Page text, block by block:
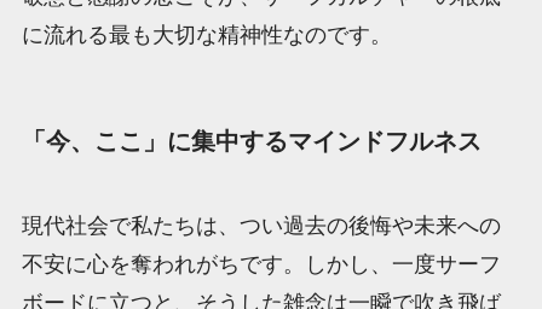
に流れる最も大切な精神性なのです。
「今、ここ」に集中するマインドフルネス
現代社会で私たちは、つい過去の後悔や未来への
不安に心を奪われがちです。しかし、一度サーフ
ボードに立つと、そうした雑念は一瞬で吹き飛ば